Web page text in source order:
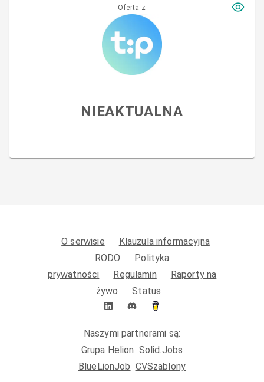
Oferta z
NIEAKTUALNA
O serwisie
Klauzula informacyjna
RODO
Polityka
prywatności
Regulamin
Raporty na
żywo
Status
Naszymi partnerami są:
Grupa Helion Solid.Jobs
BlueLionJob CVSzablony